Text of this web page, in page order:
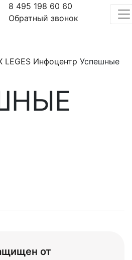
8 495 198 60 60
Обратный звонок
LEGES Инфоцентр Успешные
от